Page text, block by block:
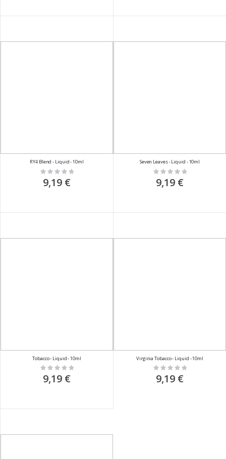
RY4 Blend - Liquid - 10ml
Rating:
9,19 €
Seven Leaves - Liquid - 10ml
Rating:
9,19 €
Tobacco - Liquid - 10ml
Rating:
0%
9,19 €
Virginia Tobacco - Liquid - 10ml
Rating:
0%
9,19 €